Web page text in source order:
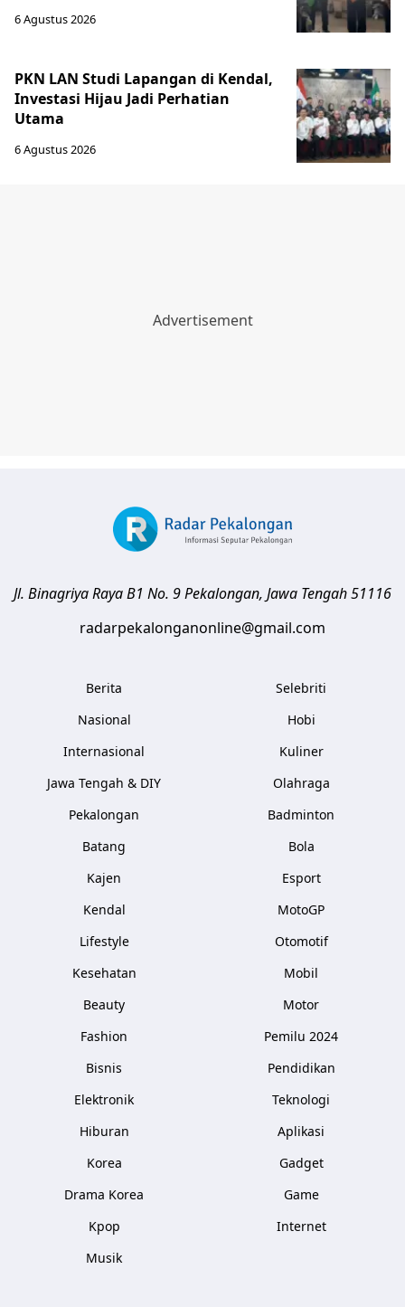
6 Agustus 2026
PKN LAN Studi Lapangan di Kendal,
Investasi Hijau Jadi Perhatian
Utama
6 Agustus 2026
Jl. Binagriya Raya B1 No. 9Pekalongan, Jawa Tengah51116
radarpekalonganonline@gmail.com
Berita
Nasional
Internasional
Jawa Tengah & DIY
Pekalongan
Batang
Kajen
Kendal
Lifestyle
Kesehatan
Beauty
Fashion
Bisnis
Elektronik
Hiburan
Korea
Drama Korea
Kpop
Musik
Selebriti
Hobi
Kuliner
Olahraga
Badminton
Bola
Esport
MotoGP
Otomotif
Mobil
Motor
Pemilu 2024
Pendidikan
Teknologi
Aplikasi
Gadget
Game
Internet